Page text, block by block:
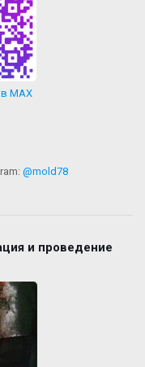
MAX
@mold78
и проведение